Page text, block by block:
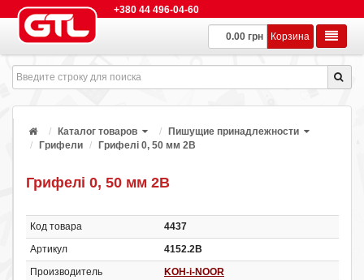
+380 44 496-04-60
0.00 грн Корзина
Каталог товаров
Пишущие принадлежности
Грифели
Грифелі 0, 50 мм 2B
Грифелі 0, 50 мм 2B
Код товара
4437
Артикул
4152.2В
Производитель
KOH-i-NOOR